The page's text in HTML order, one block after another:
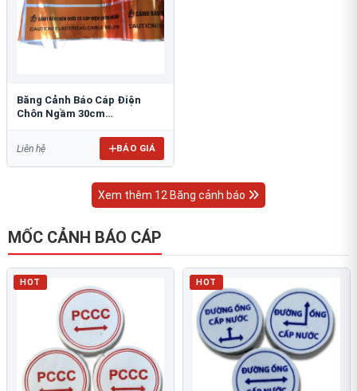
Băng Cảnh Báo Cáp Điện
Chôn Ngầm 30cm
Liên hệ BÁO GIÁ
Xem thêm 12 Băng cảnh báo
MỐC CẢNH BÁO CÁP
HOT HOT